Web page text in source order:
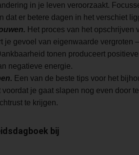
in je leven veroorzaakt.
dat er betere dagen in het verschiet
Het proces van het
je gevoel van eigenwaarde
tonen produceert
negatieve energie.
Een van de beste tips voor het
je gaat slapen nog even door
te krijgen.
bij